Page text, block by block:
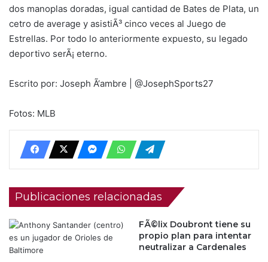
dos manoplas doradas, igual cantidad de Bates de Plata, un
cetro de average y asistiÃ³ cinco veces al Juego de
Estrellas. Por todo lo anteriormente expuesto, su legado
deportivo serÃ¡ eterno.
Escrito por: Joseph Ã‘ambre | @JosephSports27
Fotos: MLB
Publicaciones relacionadas
FÃ©lix Doubront tiene su
propio plan para intentar
neutralizar a Cardenales